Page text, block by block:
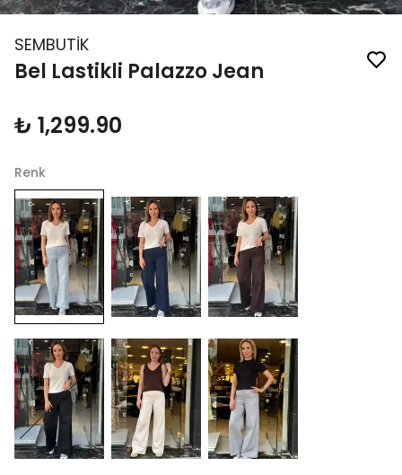
SEMBUTİK
Bel Lastikli Palazzo Jean
₺ 1,299.90
Renk